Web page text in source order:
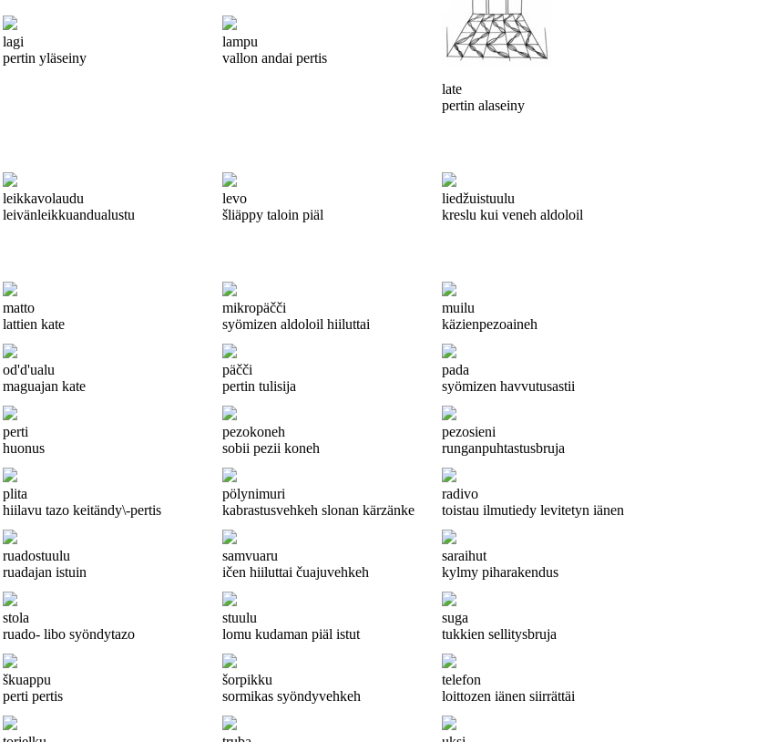
lagi
pertin yläseiny
lampu
vallon andai pertis
late
pertin alaseiny
leikkavolaudu
leivänleikkuandualustu
levo
šliäppy taloin piäl
liedžuistuulu
kreslu kui veneh aldoloil
matto
lattien kate
mikropäčči
syömizen aldoloil hiiluttai
muilu
käzienpezoaineh
od'd'ualu
maguajan kate
päčči
pertin tulisija
pada
syömizen havvutusastii
perti
huonus
pezokoneh
sobii pezii koneh
pezosieni
runganpuhtastusbruja
plita
hiilavu tazo keitändy\-pertis
pölynimuri
kabrastusvehkeh slonan kärzänke
radivo
toistau ilmutiedy levitetyn iänen
ruadostuulu
ruadajan istuin
samvuaru
ičen hiiluttai čuajuvehkeh
saraihut
kylmy piharakendus
stola
ruado- libo syöndytazo
stuulu
lomu kudaman piäl istut
suga
tukkien sellitysbruja
škuappu
perti pertis
šorpikku
sormikas syöndyvehkeh
telefon
loittozen iänen siirrättäi